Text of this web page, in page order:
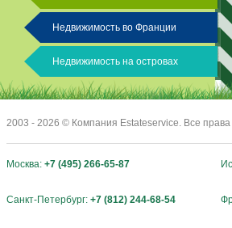
Недвижимость во Франции
Недвижимость на островах
2003 - 2026 © Компания Estateservice. Все
Москва: +7 (495) 266-65-87
Санкт-Петербург: +7 (812) 244-68-54